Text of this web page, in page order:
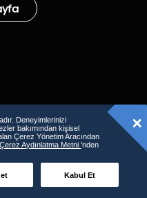
Deneyimlerinizi
bakımından kişisel
Çerez Yönetim Aracından
Çerez Aydınlatma Metni’nden
Kabul Et